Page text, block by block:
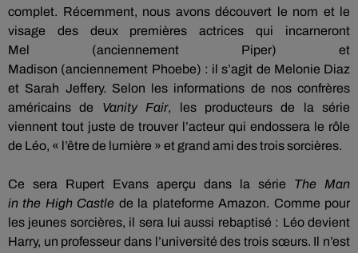
complet. Récemment, nous avons découvert le nom et le
visage des deux premières actrices qui incarneront
Mel
(anciennement Piper)
et
Madison (anciennement Phoebe) : il s’agit de Melonie Diaz
et Sarah Jeffery. Selon les informations de nos confrères
américains de
Vanity Fair, les producteurs de la série
viennent tout juste de trouver l’acteur qui endossera le rôle
de Léo, « l’être de lumière » et grand ami des trois sorcières.
Ce sera Rupert Evans aperçu dans la série The Man
in the High Castle de la plateforme Amazon. Comme pour
les jeunes sorcières, il sera lui aussi rebaptisé : Léo devient
Harry, un professeur dans l’université des trois sœurs. Il n’est